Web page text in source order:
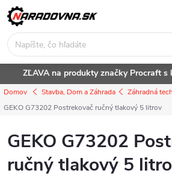
Prejsť
na
obsah
ZĽAVA na produkty značky Procraft s
Domov Stavba, Dom a Záhrada Záhradná
GEKO G73202 Postrekovač ručný tlakový 5 litrov
GEKO G73202
ručný tlakový 5